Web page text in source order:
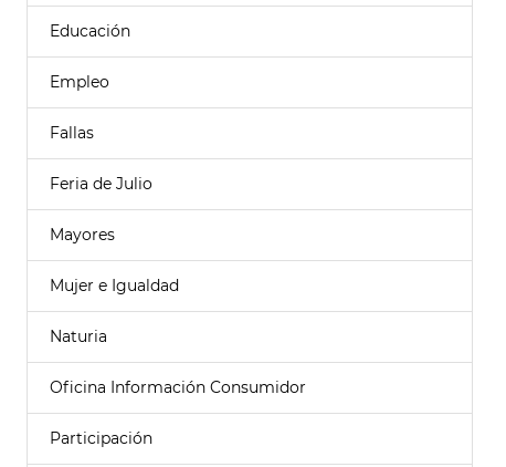
Educación
Empleo
Fallas
Feria de Julio
Mayores
Mujer e Igualdad
Naturia
Oficina Información Consumidor
Participación